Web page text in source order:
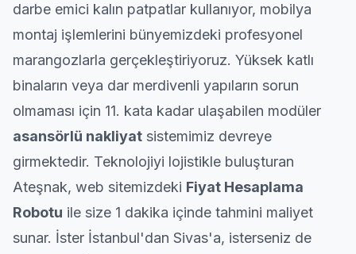
darbe emici kalın patpatlar kullanıyor, mobilya
montaj işlemlerini bünyemizdeki profesyonel
marangozlarla gerçekleştiriyoruz. Yüksek katlı
binaların veya dar merdivenli yapıların sorun
olmaması için 11. kata kadar ulaşabilen modüler
asansörlü nakliyat sistemimiz devreye
girmektedir. Teknolojiyi lojistikle buluşturan
Ateşnak, web sitemizdeki Fiyat Hesaplama
Robotu ile size 1 dakika içinde tahmini maliyet
sunar. İster İstanbul'dan Sivas'a, isterseniz de